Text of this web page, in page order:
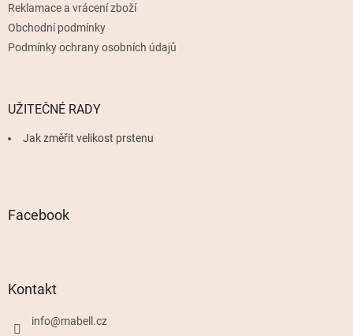
Reklamace a vrácení zboží
Obchodní podmínky
Podmínky ochrany osobních údajů
UŽITEČNÉ RADY
Jak změřit velikost prstenu
Facebook
Kontakt
info@mabell.cz